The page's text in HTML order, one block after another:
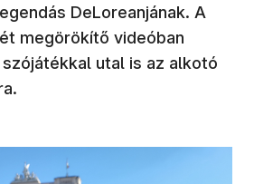
DeLoreanjának. A
megörökítő videóban
utal is az alkotó